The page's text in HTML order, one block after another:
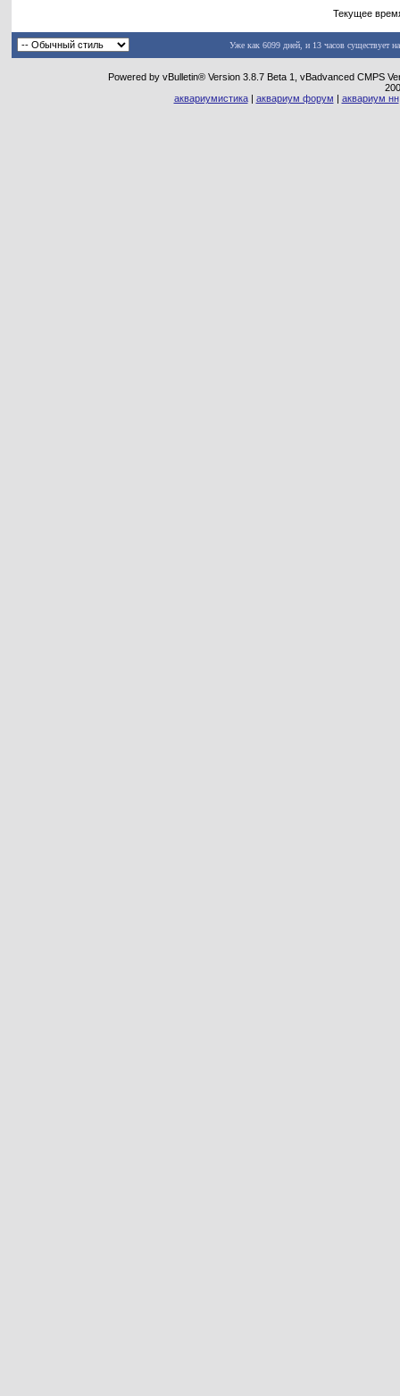
Текущее
Уже как 6099 дней, и 13 часов существует
Powered by vBulletin® Version 3.8.7 Beta 1, vBadvanced CMPS
аквариумистика| аквариум форум | аквариум нн